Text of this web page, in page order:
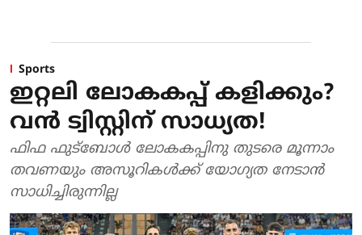
Sports
ഇറ്റലി ലോകകപ്പ് കളിക്കും?
വന്‍ ട്വിസ്റ്റിന് സാധ്യത!
ഫിഫ ഫുട്‌ബോള്‍ ലോകകപ്പിനു തുടരെ മൂന്നാം
തവണയും അസൂറികള്‍ക്ക് യോഗ്യത നേടാന്‍
സാധിച്ചിരുന്നില്ല